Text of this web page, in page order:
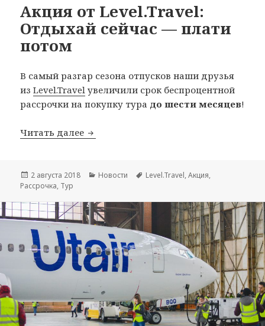
Акция от Level.Travel:
Отдыхай сейчас — плати
потом
В самый разгар сезона отпусков наши друзья
изLevel.Travel увеличили срок беспроцентной
рассрочки на покупку тура до шести месяцев!
Читать далее Акция от Level.Travel: Отдыхай
Опубликовано
2 августа 2018 Рубрики
Новости Метки
Level.Travel,Акция,
Рассрочка, Тур